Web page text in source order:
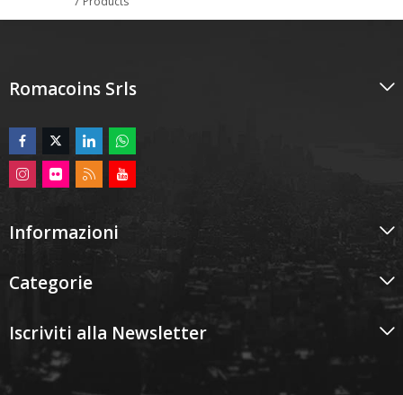
Romacoins Srls
Informazioni
Categorie
Iscriviti alla Newsletter